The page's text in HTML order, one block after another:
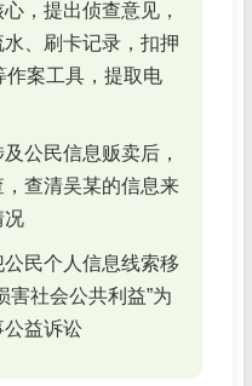
，提出侦查意见，
、刷卡记录，扣押
作案工具，提取电
及公民信息贩卖后，
查清吴某的信息来
况
公民个人信息线索移
害社会公共利益”为
公益诉讼